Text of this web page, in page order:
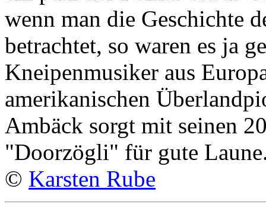
wenn man die Geschichte
betrachtet, so waren es ja
Kneipenmusiker aus
amerikanischen
Ambäck sorgt mit seinen
"Doorzögli" für gute
© Karsten Rube